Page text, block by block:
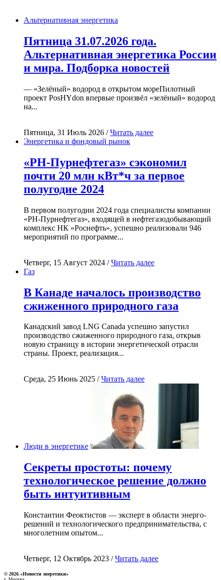
Альтернативная энергетика
Пятница 31.07.2026 года.
Альтернативная энергетика России
и мира. Подборка новостей
— «Зелёный» водород в открытом мореПилотный
проект PosHYdon впервые произвёл «зелёный» водород
на...
Пятница, 31 Июль 2026 /Читать далее
Энергетика и фондовый рынок
«РН-Пурнефтегаз» сэкономил
почти 20 млн кВт*ч за первое
полугодие 2024
В первом полугодии 2024 года специалисты компании
«РН-Пурнефтегаз», входящей в нефтегазодобывающий
комплекс НК «Роснефть», успешно реализовали 946
мероприятий по программе...
Четверг, 15 Август 2024 /Читать далее
Газ
В Канаде началось производство
сжиженного природного газа
Канадский завод LNG Canada успешно запустил
производство сжиженного природного газа, открыв
новую страницу в истории энергетической отрасли
страны. Проект, реализация...
Среда, 25 Июнь 2025 /Читать далее
Люди в энергетике
Секреты простоты: почему
технологическое решение должно
быть интуитивным
Константин Феоктистов — эксперт в области энерго-
решений и технологического предпринимательства, с
многолетним опытом...
Четверг, 12 Октябрь 2023 /Читать далее
© 2026 «Новости энеретики»